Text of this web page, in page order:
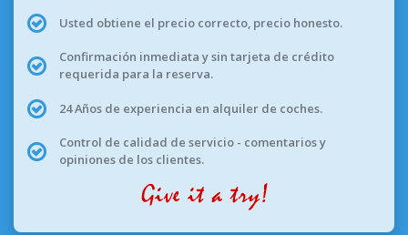
Usted obtiene el precio correcto, precio honesto.
Confirmación inmediata y sin tarjeta de crédito
requerida para la reserva.
24 Años de experiencia en alquiler de coches.
Control de calidad de servicio - comentarios y
opiniones de los clientes.